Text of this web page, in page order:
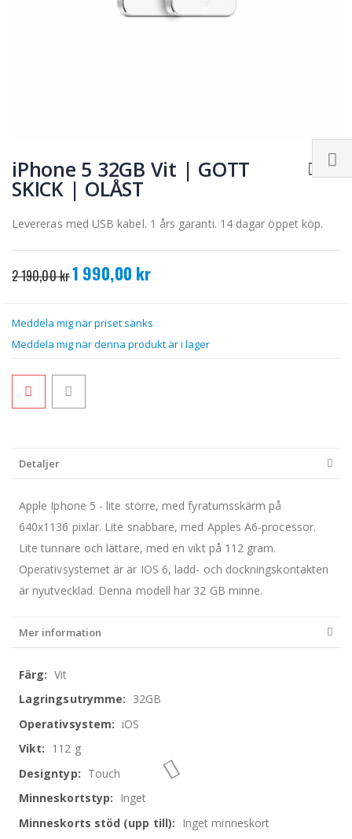
till
början
av
iPhone 5 32GB Vit | GOTT
SKICK | OLÅST
Levereras med USB kabel. 1 års garanti. 14 dagar öppet köp.
2 190,00 krSpecialpris
1 990,00 kr
Meddela mig när priset sänks
Meddela mig när denna produkt är i lager
Detaljer
Apple Iphone 5 - lite större, med fyratumsskärm på
640x1136 pixlar. Lite snabbare, med Apples A6-processor.
Lite tunnare och lättare, med en vikt på 112 gram.
Operativsystemet är är IOS 6, ladd- och dockningskontakten
är nyutvecklad. Denna modell har 32 GB minne.
Mer information
Mer
information
Vit
32GB
iOS
112 g
Touch
Inget
Inget minneskort